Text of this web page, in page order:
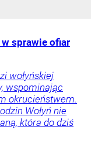
sprawie ofiar
wołyńskiej
wspominając
okrucieństwem.
Wołyń nie
która do dziś